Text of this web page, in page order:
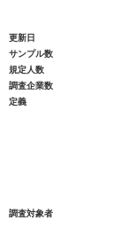
更新日
サンプル数
規定人数
調査企業数
定義
調査対象者